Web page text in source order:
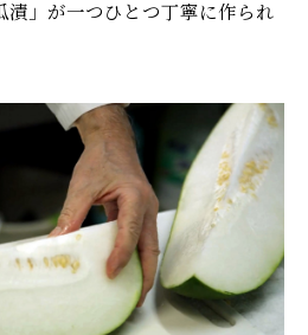
漬」が一つひとつ丁寧に作られ